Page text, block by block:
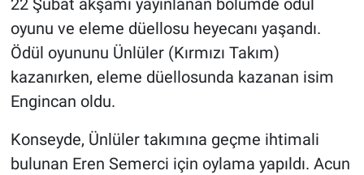
22 Şubat akşamı yayınlanan bölümde ödül
oyunu ve eleme düellosu heyecanı yaşandı.
Ödül oyununu Ünlüler (Kırmızı Takım)
kazanırken, eleme düellosunda kazanan isim
Engincan oldu.
Konseyde, Ünlüler takımına geçme ihtimali
bulunan Eren Semerci için oylama yapıldı. Acun